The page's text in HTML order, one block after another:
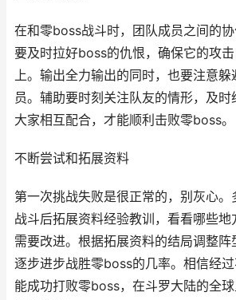
在和零boss战斗时，团队成员之间的
要及时拉好boss的仇恨，确保它的攻
上。输出全力输出的同时，也要注意躲
员。辅助要时刻关注队友的情形，及时
大家相互配合，才能顺利击败零boss。
不断尝试和拓展资料
第一次挑战失败是很正常的，别灰心。
战斗后拓展资料经验教训，看看哪些
需要改进。根据拓展资料的结局调整阵
逐步进步战胜零boss的几率。相信经
能成功打败零boss，在斗罗大陆的全